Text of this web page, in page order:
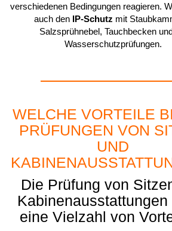
verschiedenen Bedingungen reagieren.
auch den IP-Schutz mit
Salzsprühnebel, Tauchbecken
Wasserschutzprüfungen.
WELCHE VORTEILE
PRÜFUNGEN VON
UND
Die Prüfung von
Kabinenausstattungen
eine Vielzahl von